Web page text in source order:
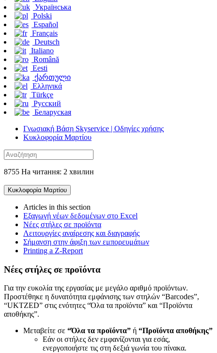
Українська
Polski
Español
Français
Deutsch
Italiano
Română
Eesti
ქართული
Ελληνικά
Türkçe
Русский
Беларуская
Γνωσιακή Βάση Skyservice | Οδηγίες χρήσης
Κυκλοφορία Μαρτίου
8755 На читання: 2 хвилин
Κυκλοφορία Μαρτίου
Articles in this section
Εξαγωγή νέων δεδομένων στο Excel
Νέες στήλες σε προϊόντα
Λειτουργίες αναίρεσης και διαγραφής
Σήμανση στην άφιξη των εμπορευμάτων
Printing a Z-Report
Νέες στήλες σε προϊόντα
Για την ευκολία της εργασίας με μεγάλο αριθμό προϊόντων.
Προστέθηκε η δυνατότητα εμφάνισης των στηλών “Barcodes”,
“UKTZED” στις ενότητες “Όλα τα προϊόντα” και “Προϊόντα
αποθήκης”.
Μεταβείτε σε “Όλα τα προϊόντα” ή “Προϊόντα αποθήκης”
Εάν οι στήλες δεν εμφανίζονται για εσάς,
ενεργοποιήστε τις στη δεξιά γωνία του πίνακα.